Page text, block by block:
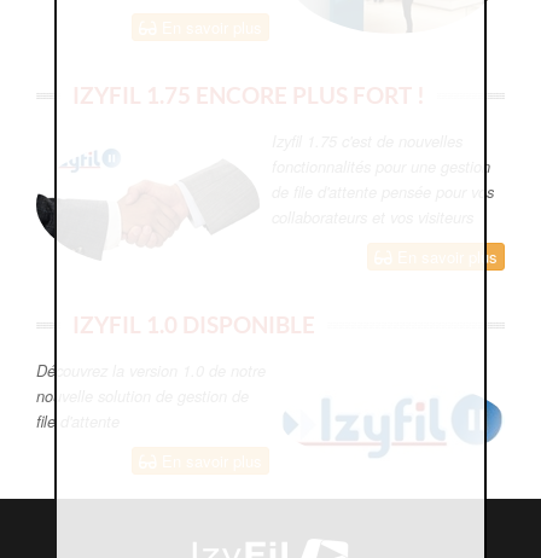
IZYFIL 1.75 ENCORE PLUS FORT !
fonctionnalités pour une gestion
de file d'attente pensée pour vos
En savoir plus
IZYFIL 1.0 DISPONIBLE
Découvrez la version 1.0 de notre
nouvelle solution de gestion de
file d'attente